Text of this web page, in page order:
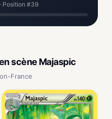
Position #39
scène Majaspic
France